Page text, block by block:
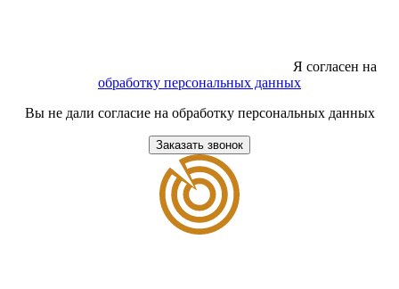
Я согласен на
обработку персональных данных
Вы не дали согласие на обработку персональных данных
Заказать звонок